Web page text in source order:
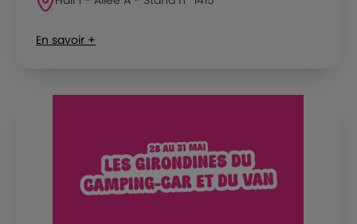
En savoir +